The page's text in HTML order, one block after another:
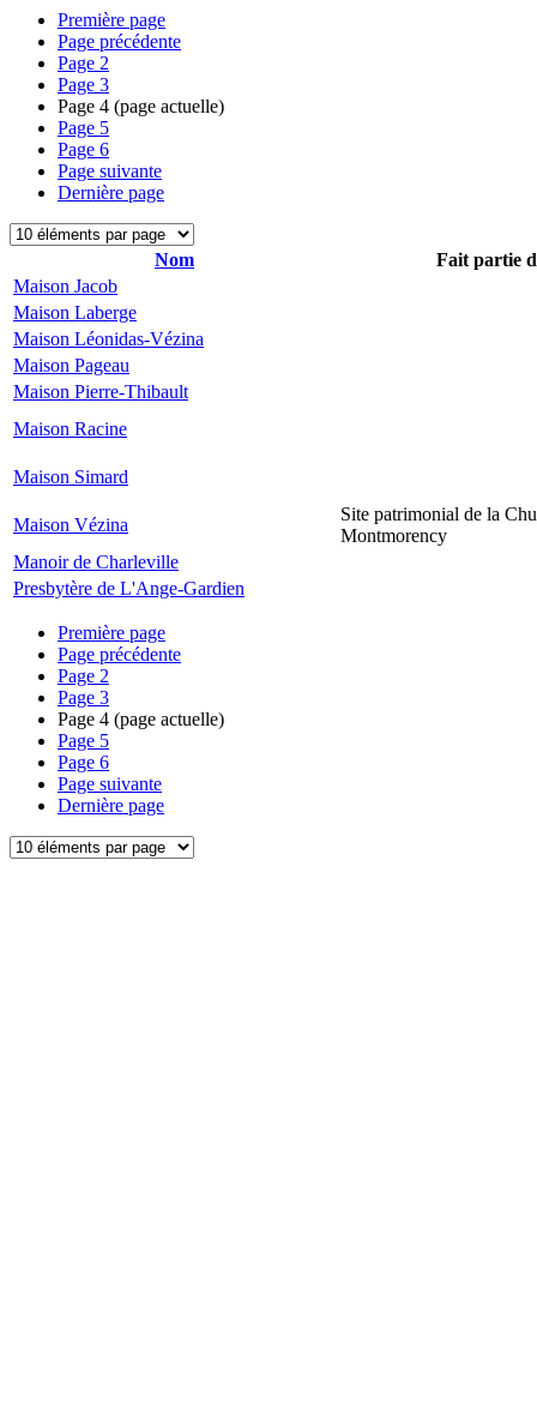
Première page
Page précédente
Page 2
Page 3
Page 4 (page actuelle)
Page 5
Page 6
Page suivante
Dernière page
Nom
Fait partie
Maison Jacob
Maison Laberge
Maison Léonidas-Vézina
Maison Pageau
Maison Pierre-Thibault
Maison Racine
Maison Simard
Maison Vézina
Site patrimonial de la
Montmorency
Manoir de Charleville
Presbytère de L'Ange-Gardien
Première page
Page précédente
Page 2
Page 3
Page 4 (page actuelle)
Page 5
Page 6
Page suivante
Dernière page